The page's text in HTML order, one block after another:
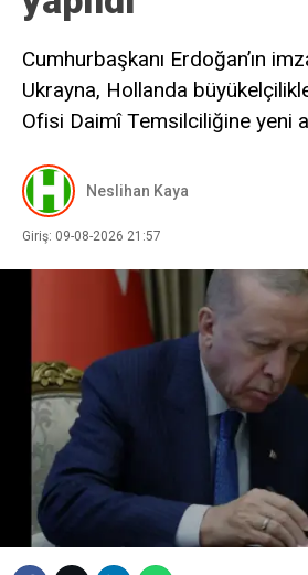
Cumhurbaşkanı Erdoğan’ın
Ukrayna, Hollanda
Ofisi Daimî Temsilciliğine yeni
Neslihan Kaya
Giriş: 09-08-2026 21:57